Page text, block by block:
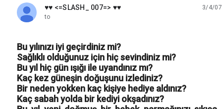
♥♥ <=SLASH_ 007=> ♥♥
unread,
3/4/07
to
Bu yılınızı iyi geçirdiniz mi?
Sağlıklı olduğunuz için hiç sevindiniz mi?
Bu yıl hiç gün ışığı ile uyandınız mı?
Kaç kez güneşin doğuşunu izlediniz?
Bir neden yokken kaç kişiye hediye aldınız?
Kaç sabah yolda bir kediyi okşadınız?